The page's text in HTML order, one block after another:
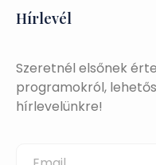
Hírlevél
Szeretnél elsőnek
programokról,
hírlevelünkre!